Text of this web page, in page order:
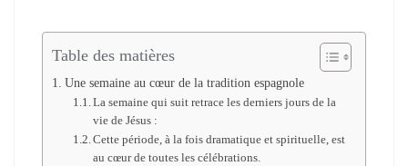
Table des matières
Une semaine au cœur de la tradition espagnole
La semaine qui suit retrace les derniers jours de la
vie de Jésus :
Cette période, à la fois dramatique et spirituelle, est
au cœur de toutes les célébrations.